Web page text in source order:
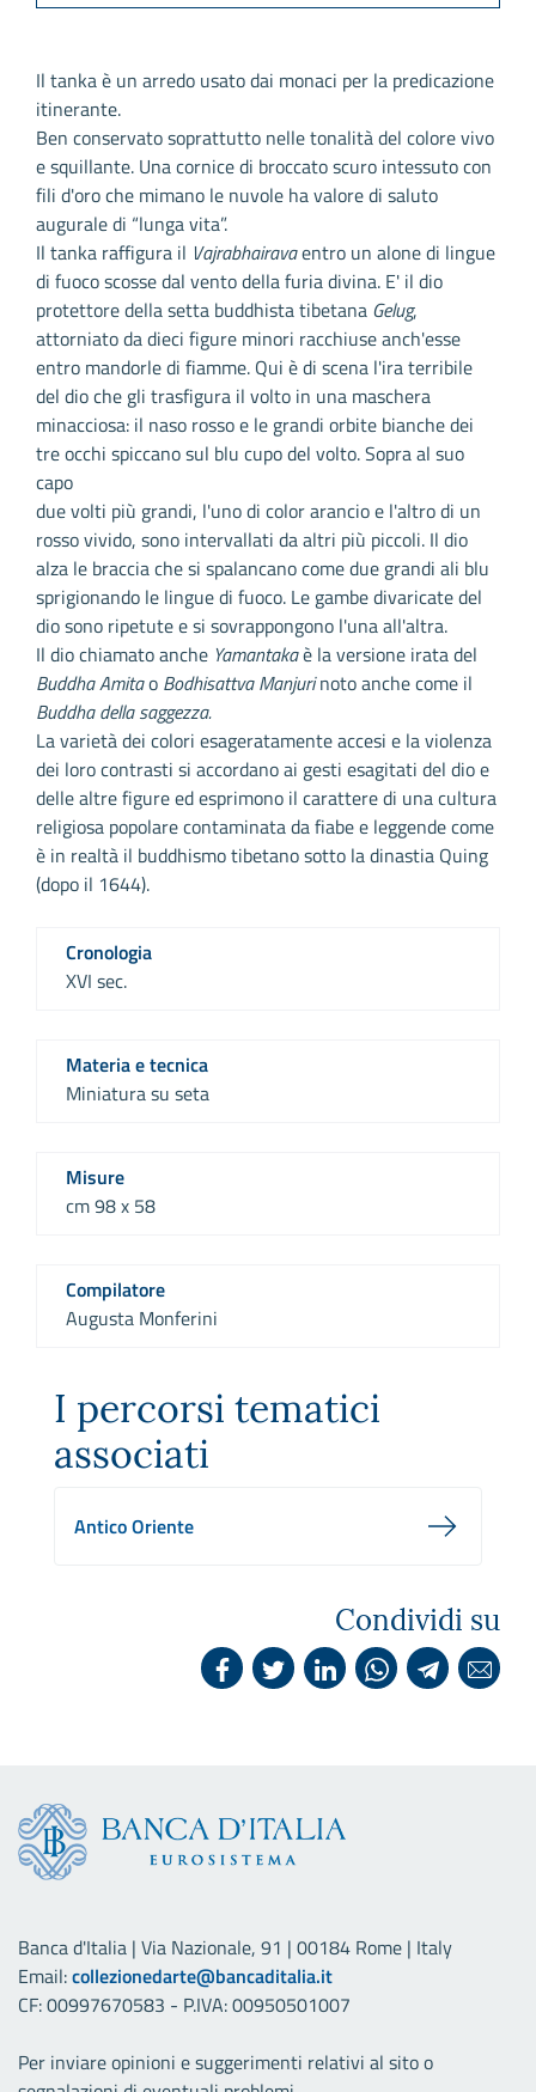
Il tanka è un arredo usato dai monaci per la predicazione
itinerante.
Ben conservato soprattutto nelle tonalità del colore vivo
e squillante. Una cornice di broccato scuro intessuto con
fili d'oro che mimano le nuvole ha valore di saluto
augurale di “lunga vita”.
Il tanka raffigura il Vajrabhairavaentro un alone di lingue
di fuoco scosse dal vento della furia divina. E' il dio
protettore della setta buddhista tibetana Gelug,
attorniato da dieci figure minori racchiuse anch'esse
entro mandorle di fiamme. Qui è di scena l'ira terribile
del dio che gli trasfigura il volto in una maschera
minacciosa: il naso rosso e le grandi orbite bianche dei
tre occhi spiccano sul blu cupo del volto. Sopra al suo
capo
due volti più grandi, l'uno di color arancio e l'altro di un
rosso vivido, sono intervallati da altri più piccoli. Il dio
alza le braccia che si spalancano come due grandi ali blu
sprigionando le lingue di fuoco. Le gambe divaricate del
dio sono ripetute e si sovrappongono l'una all'altra.
Il dio chiamato anche Yamantakaè la versione irata del
Buddha Amitao Bodhisattva Manjurinoto anche come il
Buddha della saggezza.
La varietà dei colori esageratamente accesi e la violenza
dei loro contrasti si accordano ai gesti esagitati del dio e
delle altre figure ed esprimono il carattere di una cultura
religiosa popolare contaminata da fiabe e leggende come
è in realtà il buddhismo tibetano sotto la dinastia Quing
(dopo il 1644).
Cronologia
XVI sec.
Materia e tecnica
Miniatura su seta
Misure
cm 98 x 58
Compilatore
Augusta Monferini
I percorsi tematici
associati
Antico Oriente
Condividi su
Banca d'Italia | Via Nazionale, 91 | 00184 Rome | Italy
Email:collezionedarte@bancaditalia.it
CF: 00997670583 - P.IVA: 00950501007
Per inviare opinioni e suggerimenti relativi al sito o